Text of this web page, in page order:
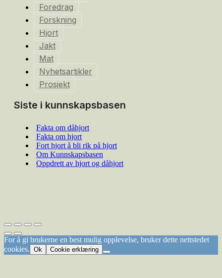
Foredrag
Forskning
Hjort
Jakt
Mat
Nyhetsartikler
Prosjekt
Siste i kunnskapsbasen
Fakta om dåhjort
Fakta om hjort
Fort hjort å bli rik på hjort
Om Kunnskapsbasen
Oppdrett av hjort og dåhjort
For å gi brukerne en best mulig opplevelse, bruker dette nettstedet
cookies. Ok Cookie erklæring